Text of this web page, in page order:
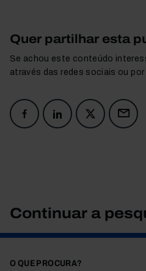
Quer partilhar esta
Se achou este conteúdo
através das redes sociais ou por
Continuar a
O QUE PROCURA?